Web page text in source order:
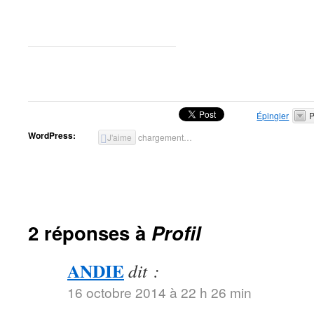
Épingler
WordPress: J'aime chargement…
2 réponses à Profil
ANDIEdit :
16 octobre 2014 à 22 h 26 min